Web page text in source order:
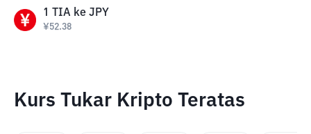
1 TIA ke JPY
¥52.38
Kurs Tukar Kripto Teratas